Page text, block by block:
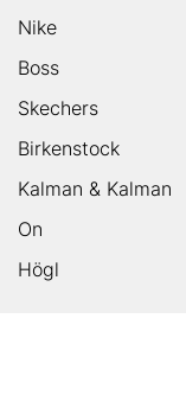
Nike
Boss
Skechers
Birkenstock
Kalman & Kalman
On
Högl